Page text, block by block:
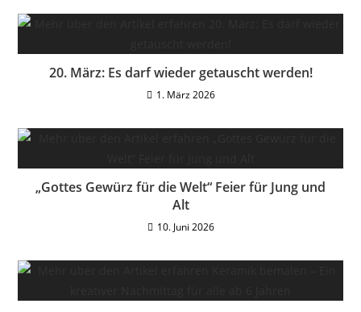
20. März: Es darf wieder getauscht werden!
1. März 2026
„Gottes Gewürz für die Welt“ Feier für Jung und
Alt
10. Juni 2026